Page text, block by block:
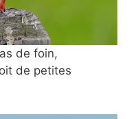
de foin,
de petites